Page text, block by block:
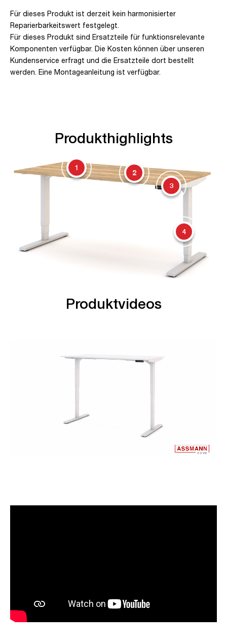
Für dieses Produkt ist derzeit kein harmonisierter
Reparierbarkeitswert festgelegt.
Für dieses Produkt sind Ersatzteile für funktionsrelevante
Komponenten verfügbar. Die Kosten können über unseren
Kundenservice erfragt und die Ersatzteile dort bestellt
werden. Eine Montageanleitung ist verfügbar.
Produkthighlights
1
2
3
4
Produktvideos